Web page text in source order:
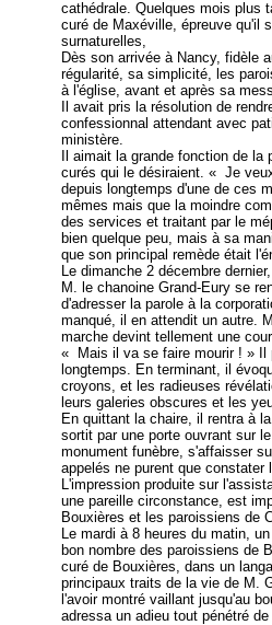
cathédrale. Quelques mois plus
curé de Maxéville, épreuve qu'il
surnaturelles,
Dès son arrivée à Nancy, fidèle
régularité, sa simplicité, les
à l'église, avant et après sa
Il avait pris la résolution de
confessionnal attendant avec
ministère.
Il aimait la grande fonction de
curés qui le désiraient. « Je
depuis longtemps d'une de ces
mêmes mais que la moindre
des services et traitant par le
bien quelque peu, mais à sa
que son principal remède était
Le dimanche 2 décembre
M. le chanoine Grand-Eury se
d'adresser la parole à la
manqué, il en attendit un autre.
marche devint tellement une
« Mais il va se faire mourir ! » Il
longtemps. En terminant, il
croyons, et les radieuses
leurs galeries obscures et les
En quittant la chaire, il rentra à
sortit par une porte ouvrant sur
monument funèbre, s'affaisser
appelés ne purent que constater
L'impression produite sur
une pareille circonstance, est
Bouxières et les paroissiens de
Le mardi à 8 heures du matin,
bon nombre des paroissiens de
curé de Bouxières, dans un
principaux traits de la vie de M.
l'avoir montré vaillant jusqu'au
adressa un adieu tout pénétré